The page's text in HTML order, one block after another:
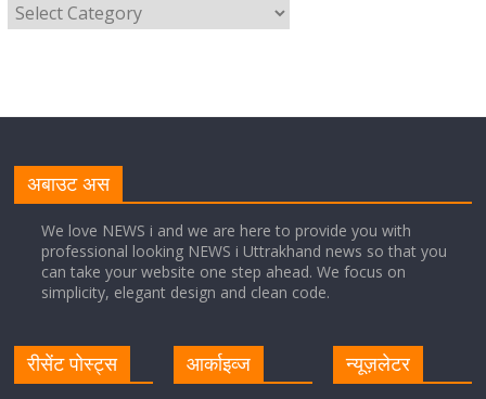
मुख्यमंत्री ने स्वास्थ्य सेवा शिविर का किया शुभारंभ, श्रद्धालुओं को
अपने हाथों से परोसा भोजन
August 5, 2026 1 Comment
सीएम धामी ने हरिद्वार में शिवभक्तों का हेलिकॉप्टर से पुष्पवर्षा और पैर
धोकर किया स्वागत
अबाउट अस
We love NEWS i and we are here to provide you with
professional looking NEWS i Uttrakhand news so that you
can take your website one step ahead. We focus on
simplicity, elegant design and clean code.
रीसेंट पोस्ट्स आर्काइव्ज न्यूज़लेटर